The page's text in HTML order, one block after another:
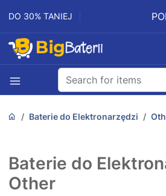
DO 30% TANIEJ
Baterie do Elektronarzędzi
Baterie do
Other